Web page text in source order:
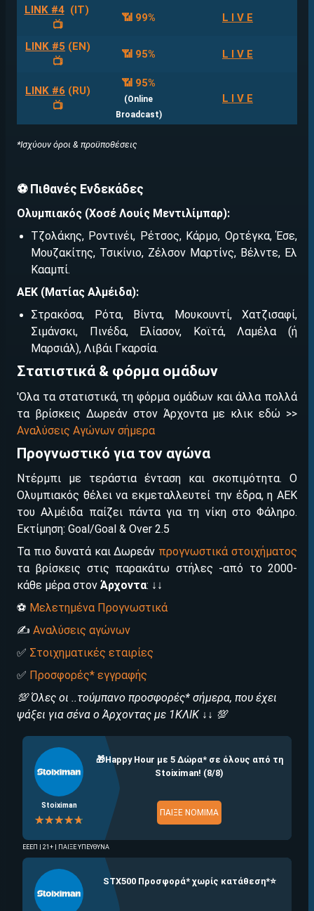
LINK #4(IT)
📺
📶 99% L I V E
LINK #5 (ΕΝ)
📺
📶 95% L I V E
LINK #6 (RU)
📺
📶 95%
(Online
Broadcast)
L I V E
*Ισχύουν όροι & προϋποθέσεις
⚽ Πιθανές Ενδεκάδες
Ολυμπιακός (Χοσέ Λουίς Μεντιλίμπαρ):
Τζολάκης, Ροντινέι, Ρέτσος, Κάρμο, Ορτέγκα, Έσε,
Μουζακίτης, Τσικίνιο, Ζέλσον Μαρτίνς, Βέλντε, Ελ
Κααμπί.
ΑΕΚ (Ματίας Αλμέιδα):
Στρακόσα, Ρότα, Βίντα, Μουκουντί, Χατζισαφί,
Σιμάνσκι, Πινέδα, Ελίασον, Κοϊτά, Λαμέλα (ή
Μαρσιάλ), Λιβάι Γκαρσία.
Στατιστικά & φόρμα ομάδων
'Ολα τα στατιστικά, τη φόρμα ομάδων και άλλα πολλά
τα βρίσκεις Δωρεάν στον Άρχοντα με κλικ εδώ >>
Αναλύσεις Αγώνων σήμερα
Προγνωστικό για τον αγώνα
Ντέρμπι με τεράστια ένταση και σκοπιμότητα. Ο
Ολυμπιακός θέλει να εκμεταλλευτεί την έδρα, η ΑΕΚ
του Αλμέιδα παίζει πάντα για τη νίκη στο Φάληρο.
Εκτίμηση: Goal/Goal & Over 2.5
Τα πιο δυνατά και Δωρεάν προγνωστικά στοιχήματος
τα βρίσκεις στις παρακάτω στήλες -από το 2000-
κάθε μέρα στον Άρχοντα: ↓↓
⚽️ Μελετημένα Προγνωστικά
✍️ Αναλύσεις αγώνων
✅ Στοιχηματικές εταιρίες
✅ Προσφορές* εγγραφής
💯 Όλες οι ..τούμπανο προσφορές* σήμερα, που έχει
ψάξει για σένα ο Άρχοντας με 1ΚΛΙΚ ↓↓ 💯
Stoiximan
☆☆☆☆☆
★★★★★
🎁Happy Hour με 5 Δώρα* σε όλους από τη
Stoiximan! (8/8)
ΠΑΙΞΕ ΝΟΜΙΜΑ
ΕΕΕΠ | 21+ | ΠΑΙΞΕ ΥΠΕΥΘΥΝΑ
STX500 Προσφορά* χωρίς κατάθεση*⭐
ΕΓΚΡΙΣΗ ΑΠΟ ΑΡΧΟΝΤΑ ΕΓΚΡΙΣΗ ΑΠΟ ΑΡΧΟΝΤΑ